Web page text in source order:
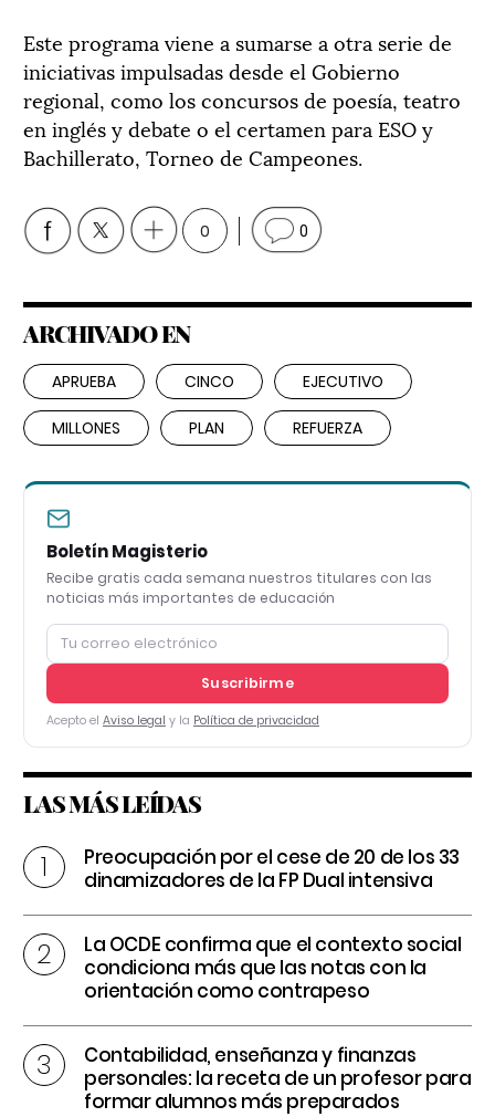
Este programa viene a sumarse a otra serie de
iniciativas impulsadas desde el Gobierno
regional, como los concursos de poesía, teatro
en inglés y debate o el certamen para ESO y
Bachillerato, Torneo de Campeones.
0 0
ARCHIVADO EN
APRUEBA CINCO EJECUTIVO
MILLONES PLAN REFUERZA
Boletín Magisterio
Recibe gratis cada semana nuestros titulares con las
noticias más importantes de educación
Suscribirme
Acepto el Aviso legal y la Política de privacidad
LAS MÁS LEÍDAS
Preocupación por el cese de 20 de los 33
dinamizadores de la FP Dual intensiva
La OCDE confirma que el contexto social
condiciona más que las notas con la
orientación como contrapeso
Contabilidad, enseñanza y finanzas
personales: la receta de un profesor para
formar alumnos más preparados